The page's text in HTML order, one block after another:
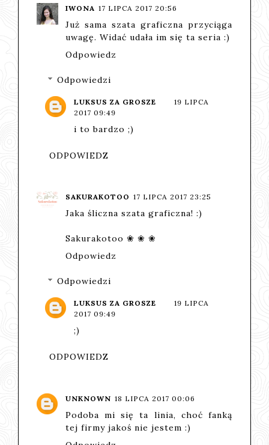
IWONA 17 LIPCA 2017 20:56
Już sama szata graficzna przyciąga
uwagę. Widać udała im się ta seria :)
Odpowiedz
Odpowiedzi
LUKSUS ZA GROSZE
19 LIPCA
2017 09:49
i to bardzo ;)
ODPOWIEDZ
SAKURAKOTOO 17 LIPCA 2017 23:25
Jaka śliczna szata graficzna! :)
Sakurakotoo ❀ ❀ ❀
Odpowiedz
Odpowiedzi
LUKSUS ZA GROSZE
19 LIPCA
2017 09:49
;)
ODPOWIEDZ
UNKNOWN 18 LIPCA 2017 00:06
Podoba mi się ta linia, choć fanką
tej firmy jakoś nie jestem :)